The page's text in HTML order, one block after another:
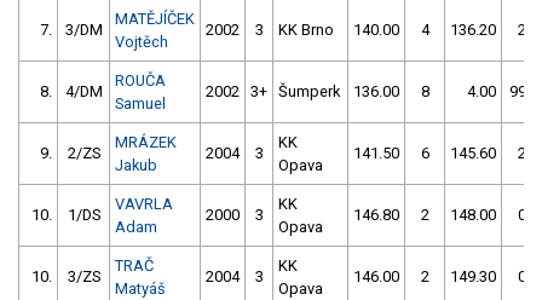
7. 3/DM
MATĚJÍČEK
Vojtěch
2002 3 KK Brno 140.00 4 136.20 2
8. 4/DM
ROUČA
Samuel
2002 3+ Šumperk 136.00 8 4.00 999
9. 2/ZS
MRÁZEK
Jakub
2004 3
KK
Opava
141.50 6 145.60 2
10. 1/DS
VAVRLA
Adam
2000 3
KK
Opava
146.80 2 148.00 0
10. 3/ZS
TRAČ
Matyáš
2004 3
KK
Opava
146.00 2 149.30 0